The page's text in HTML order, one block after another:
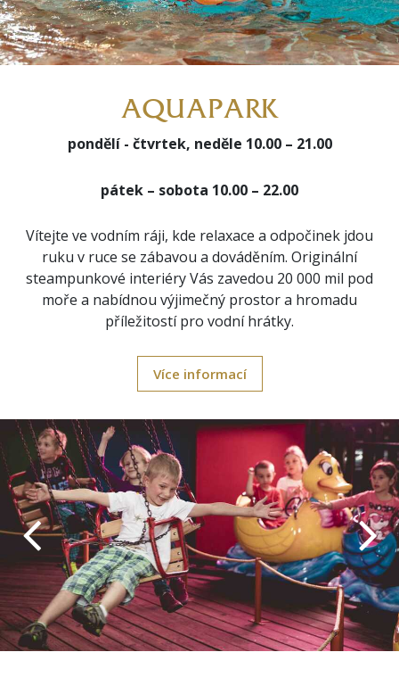
AQUAPARK
pondělí - čtvrtek, neděle 10.00 – 21.00
pátek – sobota 10.00 – 22.00
Vítejte ve vodním ráji, kde relaxace a odpočinek jdou
ruku v ruce se zábavou a dováděním. Originální
steampunkové interiéry Vás zavedou 20 000 mil pod
moře a nabídnou výjimečný prostor a hromadu
příležitostí pro vodní hrátky.
Více informací